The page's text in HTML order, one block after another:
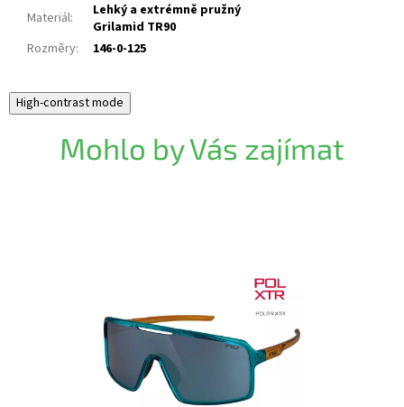
Materiál:
Lehký a extrémně pružný
Grilamid TR90
Rozměry: 146-0-125
High-contrast mode
Mohlo by Vás zajímat